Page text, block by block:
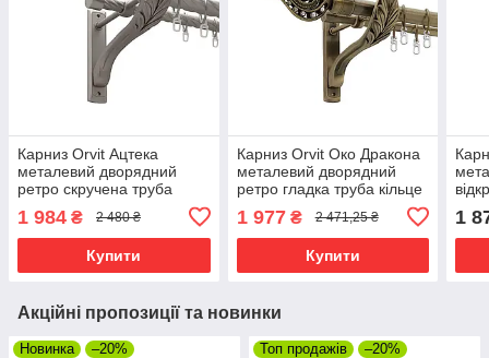
Карниз Orvit Ацтека
металевий дворядний
ретро скручена труба
25\19 мм 300 см (00-
00011470)
1 984 ₴ 2 480 ₴
Купити
Карниз Orvit Око Дракона
металевий дворядний
ретро гладка труба кільце
металеве Антик 25\19 мм
300 см (00-00016812)
1 977₴ 2 471,25 ₴
Купити
300
1
Акційні пропозиції та новинки
Новинка –20% Топ продажів –20%